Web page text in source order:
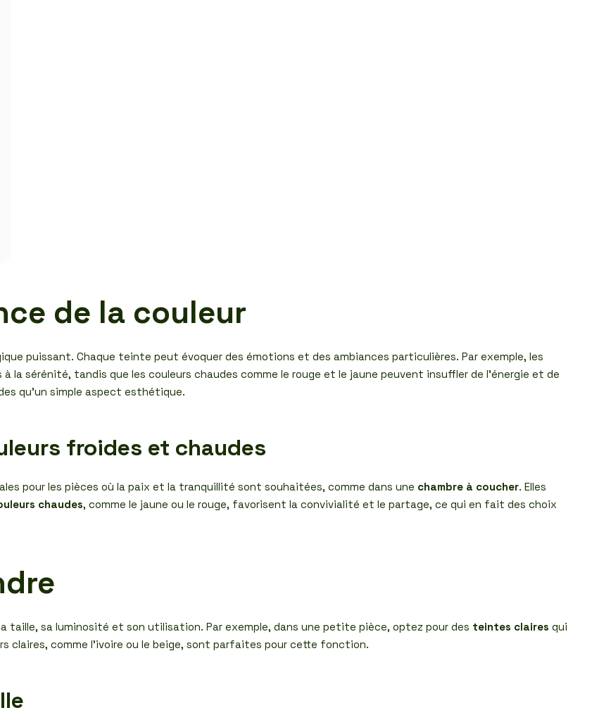
de la couleur
puissant. Chaque teinte peut évoquer des émotions et des ambiances particulières. Par exemple, les
sérénité, tandis que les couleurs chaudes comme le rouge et le jaune peuvent insuffler de l’énergie et de
qu’un simple aspect esthétique.
froides et chaudes
pour les pièces où la paix et la tranquillité sont souhaitées, comme dans une chambre à coucher. Elles
chaudes, comme le jaune ou le rouge, favorisent la convivialité et le partage, ce qui en fait des choix
taille, sa luminosité et son utilisation. Par exemple, dans une petite pièce, optez pour des teintes claires qui
claires, comme l’ivoire ou le beige, sont parfaites pour cette fonction.